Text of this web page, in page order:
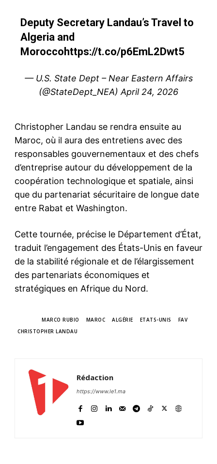
Deputy Secretary Landau’s Travel to
Algeria and
Morocco https://t.co/p6EmL2Dwt5
— U.S. State Dept – Near Eastern Affairs
(@StateDept_NEA) April 24, 2026
Christopher Landau se rendra ensuite au
Maroc, où il aura des entretiens avec des
responsables gouvernementaux et des chefs
d’entreprise autour du développement de la
coopération technologique et spatiale, ainsi
que du partenariat sécuritaire de longue date
entre Rabat et Washington.
Cette tournée, précise le Département d’État,
traduit l’engagement des États-Unis en faveur
de la stabilité régionale et de l’élargissement
des partenariats économiques et
stratégiques en Afrique du Nord.
MARCO RUBIO MAROC ALGÉRIE ETATS-UNIS
FAV
CHRISTOPHER LANDAU
Rédaction
https://www.le1.ma